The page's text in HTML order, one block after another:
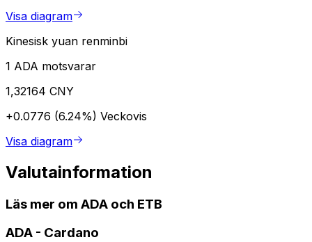
Visa diagram
Kinesisk yuan renminbi
1 ADA motsvarar
1,32164 CNY
+0.0776 (6.24%) Veckovis
Visa diagram
Valutainformation
Läs mer om ADA och ETB
ADA - Cardano